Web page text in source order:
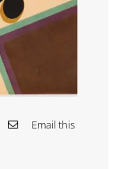
Email this